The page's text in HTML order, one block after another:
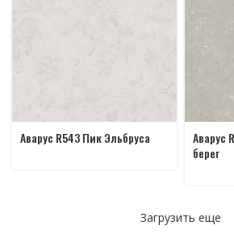
Аварус R543 Пик Эльбруса
Аварус
берег
Загрузить еще